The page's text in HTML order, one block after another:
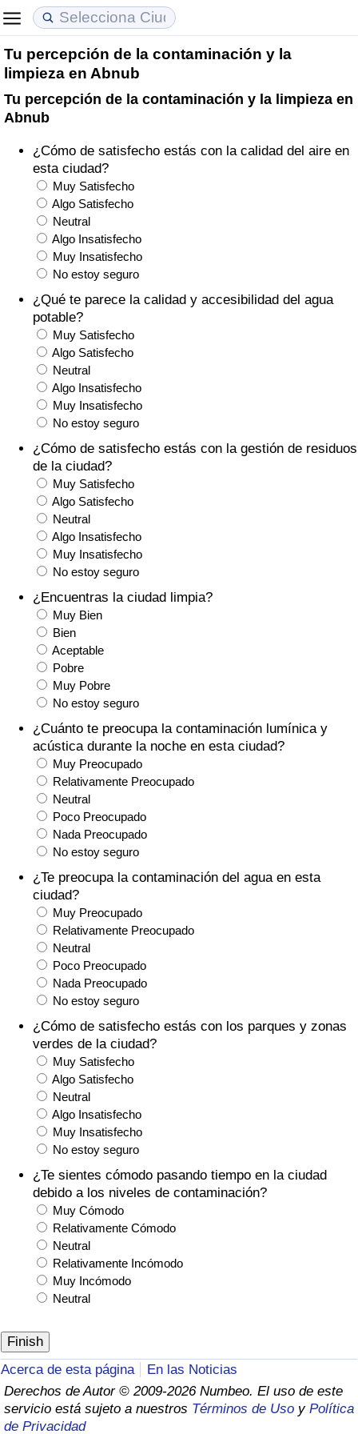
Tu percepción de la contaminación y la
limpieza en Abnub
Tu percepción de la contaminación y la limpieza en
Abnub
¿Cómo de satisfecho estás con la calidad del aire en
esta ciudad?
Muy Satisfecho
Algo Satisfecho
Neutral
Algo Insatisfecho
Muy Insatisfecho
No estoy seguro
¿Qué te parece la calidad y accesibilidad del agua
potable?
Muy Satisfecho
Algo Satisfecho
Neutral
Algo Insatisfecho
Muy Insatisfecho
No estoy seguro
¿Cómo de satisfecho estás con la gestión de residuos
de la ciudad?
Muy Satisfecho
Algo Satisfecho
Neutral
Algo Insatisfecho
Muy Insatisfecho
No estoy seguro
¿Encuentras la ciudad limpia?
Muy Bien
Bien
Aceptable
Pobre
Muy Pobre
No estoy seguro
¿Cuánto te preocupa la contaminación lumínica y
acústica durante la noche en esta ciudad?
Muy Preocupado
Relativamente Preocupado
Neutral
Poco Preocupado
Nada Preocupado
No estoy seguro
¿Te preocupa la contaminación del agua en esta
ciudad?
Muy Preocupado
Relativamente Preocupado
Neutral
Poco Preocupado
Nada Preocupado
No estoy seguro
¿Cómo de satisfecho estás con los parques y zonas
verdes de la ciudad?
Muy Satisfecho
Algo Satisfecho
Neutral
Algo Insatisfecho
Muy Insatisfecho
No estoy seguro
¿Te sientes cómodo pasando tiempo en la ciudad
debido a los niveles de contaminación?
Muy Cómodo
Relativamente Cómodo
Neutral
Relativamente Incómodo
Muy Incómodo
Neutral
Acerca de esta página
En las Noticias
Derechos de Autor © 2009-2026 Numbeo. El uso de este
servicio está sujeto a nuestros Términos de Uso y Política
de Privacidad
Coste de vida
Índice de Costo de Vida (Actual)
Índice de Costo de Vida
Índice de costo de vida por país
en aqaba
Precios de las propiedades
Índice de Precios de Inmuebles (Actual)
Índice de Precios de Inmuebles
Índice de Precios de Inmuebles por País
Calidad de Vida
Índice de Calidad de Vida
Índice de Calidad de Vida (Actual)
Índice de calidad de vida por país
Delincuencia
Calificación del Índice de Criminalidad
(Actual)
Índice de Criminalidad
Índice de criminalidad por país
Sanidad
Índice de Sanidad (Actual)
Índice de Sanidad
Índice de Sanidad por País
Contaminación
Índice de Contaminación (Actual)
Índice de contaminación
Índice de Contaminación por País
Tráfico
Índice de Tráfico
Índice de Tráfico (Actual)
Índice de Tráfico por País